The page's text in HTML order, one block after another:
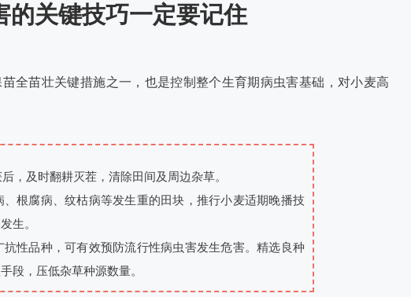
的关键技巧一定要记住
全苗壮关键措施之一，也是控制整个生育期病虫害基础，对小麦高
后，及时翻耕灭茬，清除田间及周边杂草。
、根腐病、纹枯病等发生重的田块，推行小麦适期晚播技
生。
抗性品种，可有效预防流行性病虫害发生危害。精选良种
段，压低杂草种源数量。